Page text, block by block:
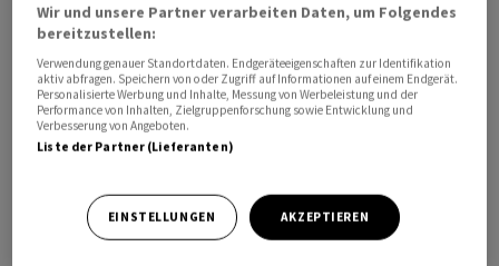
Das Management des Mainzer Unternehmens hatte vor
wenigen Tagen angekündigt, wegen einer zu geringen
Auslastung, Überkapazitäten und Kosteneinsparungen
mehrere Produktionsstandorte zu schliessen. Betroffen
von den Plänen sind Werke in Idar-Oberstein, Marburg
Konkurrenten Curevac . Insgesamt bis zu 1.860 Stellen
können laut Unternehmen von den Massnahmen
Wir und unsere Partner verarbeiten Daten, um Folgendes
bereitzustellen:
Verwendung genauer Standortdaten. Endgeräteeigenschaften zur Identifikation
aktiv abfragen. Speichern von oder Zugriff auf Informationen auf einem Endgerät.
Personalisierte Werbung und Inhalte, Messung von Werbeleistung und der
Performance von Inhalten, Zielgruppenforschung sowie Entwicklung und
Verbesserung von Angeboten.
Liste der Partner (Lieferanten)
EINSTELLUNGEN AKZEPTIEREN